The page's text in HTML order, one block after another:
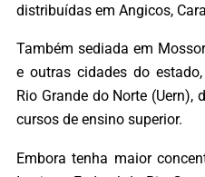
distribuídas em Angicos,
Também sediada em
e outras cidades do
Rio Grande do Norte (Uern),
cursos de ensino superior.
Embora tenha maior